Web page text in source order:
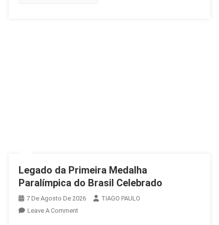
Legado da Primeira Medalha
Paralímpica do Brasil Celebrado
7 De Agosto De 2026
TIAGO PAULO
Leave A CommentOn